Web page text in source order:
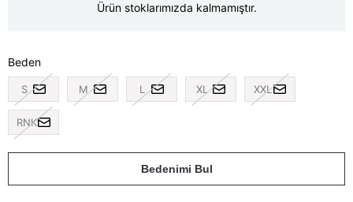
Ürün stoklarımızda kalmamıştır.
Beden
S M L XL XXL
RNK
Bedenimi Bul